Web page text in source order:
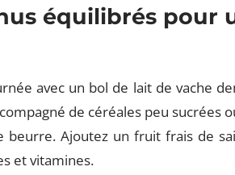
équilibrés pour
avec un bol de lait de vache
de céréales peu sucrées
beurre. Ajoutez un fruit frais de
et vitamines.